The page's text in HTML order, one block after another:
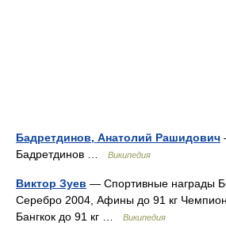
Бадретдинов, Анатолий Рашидович
Бадретдинов …
Википедия
Виктор Зуев — Спортивные награды
Серебро 2004, Афины до 91 кг
Бангкок до 91 кг …
Википедия